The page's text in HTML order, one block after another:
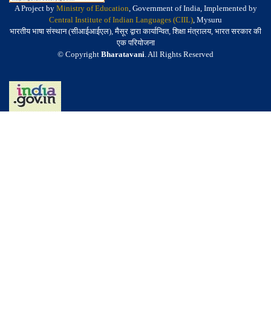
A Project by Ministry of Education, Government of India, Implemented by
Central Institute of Indian Languages (CIIL), Mysuru
भारतीय भाषा संस्थान (सीआईआईएल), मैसूर द्वारा कार्यान्वित, शिक्षा मंत्रालय, भारत सरकार की
एक परियोजना
© Copyright Bharatavani. All Rights Reserved